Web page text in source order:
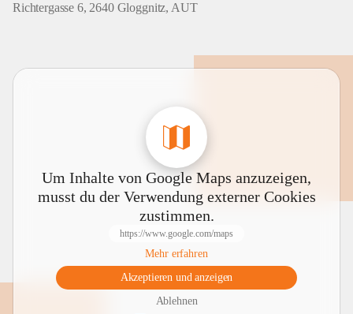
Richtergasse 6, 2640 Gloggnitz, AUT
Um Inhalte von Google Maps anzuzeigen,
musst du der Verwendung externer Cookies
zustimmen.
https://www.google.com/maps
Mehr erfahren
Akzeptieren und anzeigen
Ablehnen